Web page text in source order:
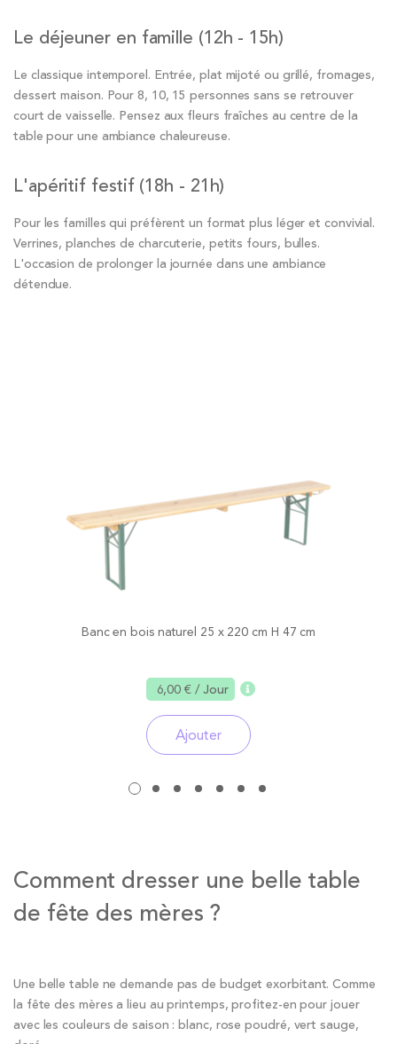
Le déjeuner en famille (12h - 15h)
Le classique intemporel. Entrée, plat mijoté ou grillé, fromages,
dessert maison. Pour 8, 10, 15 personnes sans se retrouver
court de vaisselle. Pensez aux fleurs fraîches au centre de la
table pour une ambiance chaleureuse.
L'apéritif festif (18h - 21h)
Pour les familles qui préfèrent un format plus léger et convivial.
Verrines, planches de charcuterie, petits fours, bulles.
L'occasion de prolonger la journée dans une ambiance
détendue.
Banc en bois naturel 25 x 220 cm H 47 cm
6,00 €/ Jour
Ajouter
Comment dresser une belle table
de fête des mères ?
Une belle table ne demande pas de budget exorbitant. Comme
la fête des mères a lieu au printemps, profitez-en pour jouer
avec les couleurs de saison : blanc, rose poudré, vert sauge,